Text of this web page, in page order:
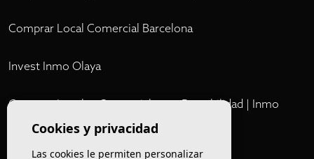
Comprar Local Comercial Barcelona
Invest Inmo Olaya
Comprar Locales Comerciales en Rentabilidad | Inmo
OlayaCookies y privacidad
Las cookies le permiten personalizar